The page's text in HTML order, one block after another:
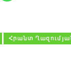
Հրանտ